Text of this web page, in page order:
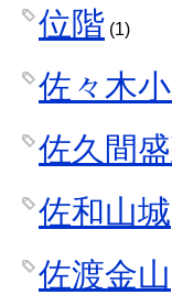
位階 (1)
佐々木
佐久間
佐和山城
佐渡金山